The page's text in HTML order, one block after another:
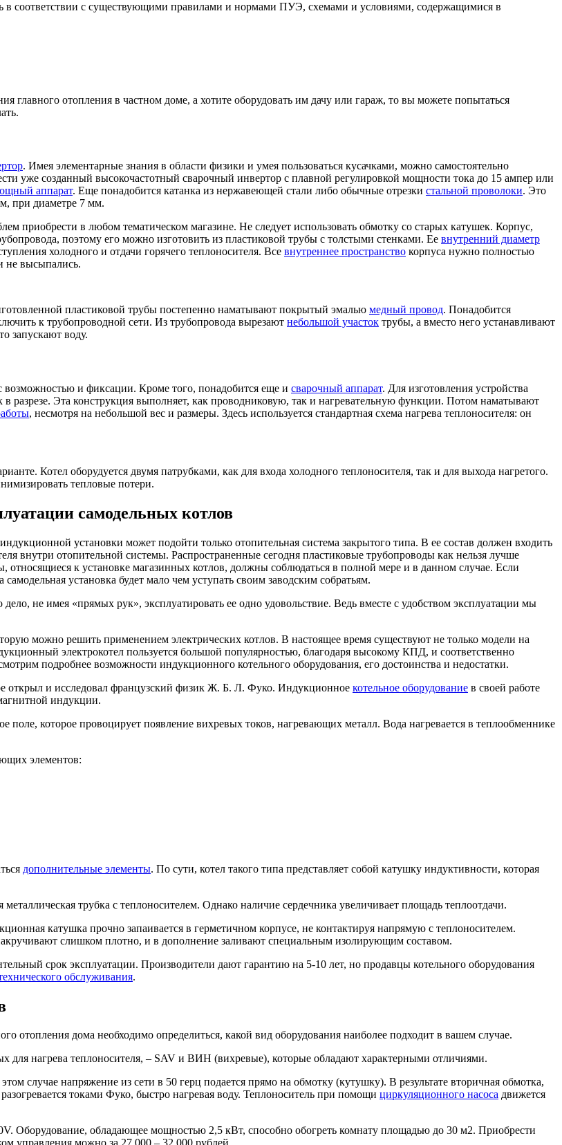
в соответствии с существующими правилами и нормами ПУЭ, схемами и условиями, содержащимися в
главного отопления в частном доме, а хотите оборудовать им дачу или гараж, то вы можете попытаться
. Имея элементарные знания в области физики и умея пользоваться кусачками, можно самостоятельно
уже созданный высокочастотный сварочный инвертор с плавной регулировкой мощности тока до 15 ампер или
аппарат. Еще понадобится катанка из нержавеющей стали либо обычные отрезки стальной проволоки. Это
при диаметре 7 мм.
приобрести в любом тематическом магазине. Не следует использовать обмотку со старых катушек. Корпус,
поэтому его можно изготовить из пластиковой трубы с толстыми стенками. Ее внутренний диаметр
холодного и отдачи горячего теплоносителя. Все внутреннее пространство корпуса нужно полностью
не высыпались.
пластиковой трубы постепенно наматывают покрытый эмалью медный провод. Понадобится
к трубопроводной сети. Из трубопровода вырезают небольшой участок трубы, а вместо него устанавливают
запускают воду.
возможностью и фиксации. Кроме того, понадобится еще и сварочный аппарат. Для изготовления устройства
разрезе. Эта конструкция выполняет, как проводниковую, так и нагревательную функции. Потом наматывают
, несмотря на небольшой вес и размеры. Здесь используется стандартная схема нагрева теплоносителя: он
Котел оборудуется двумя патрубками, как для входа холодного теплоносителя, так и для выхода нагретого.
тепловые потери.
самодельных котлов
установки может подойти только отопительная система закрытого типа. В ее состав должен входить
внутри отопительной системы. Распространенные сегодня пластиковые трубопроводы как нельзя лучше
относящиеся к установке магазинных котлов, должны соблюдаться в полной мере и в данном случае. Если
установка будет мало чем уступать своим заводским собратьям.
не имея «прямых рук», эксплуатировать ее одно удовольствие. Ведь вместе с удобством эксплуатации мы
можно решить применением электрических котлов. В настоящее время существуют не только модели на
электрокотел пользуется большой популярностью, благодаря высокому КПД, и соответственно
подробнее возможности индукционного котельного оборудования, его достоинства и недостатки.
открыл и исследовал французский физик Ж. Б. Л. Фуко. Индукционное котельное оборудование в своей работе
индукции.
поле, которое провоцирует появление вихревых токов, нагревающих металл. Вода нагревается в теплообменнике
элементов:
дополнительные элементы. По сути, котел такого типа представляет собой катушку индуктивности, которая
трубка с теплоносителем. Однако наличие сердечника увеличивает площадь теплоотдачи.
катушка прочно запаивается в герметичном корпусе, не контактируя напрямую с теплоносителем.
слишком плотно, и в дополнение заливают специальным изолирующим составом.
срок эксплуатации. Производители дают гарантию на 5-10 лет, но продавцы котельного оборудования
обслуживания.
отопления дома необходимо определиться, какой вид оборудования наиболее подходит в вашем случае.
для нагрева теплоносителя, – SAV и ВИН (вихревые), которые обладают характерными отличиями.
случае напряжение из сети в 50 герц подается прямо на обмотку (кутушку). В результате вторичная обмотка,
токами Фуко, быстро нагревая воду. Теплоноситель при помощи циркуляционного насоса движется
Оборудование, обладающее мощностью 2,5 кВт, способно обогреть комнату площадью до 30 м2. Приобрести